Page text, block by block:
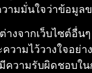
มมั่นใจว่าข้อมูล
จากเว็บไซต์อื่
วามไว้วางใจอย่
วามรับผิดชอบใ